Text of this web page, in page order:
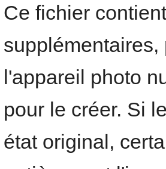
Ce fichier
l'appareil photo
pour le créer. Si
état original,